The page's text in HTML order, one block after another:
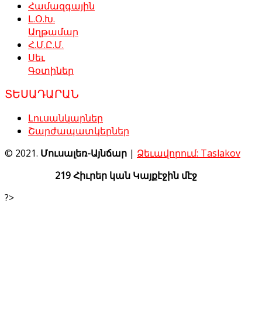
Համազգային
Լ.Օ.Խ.
Աղթամար
Հ.Մ.Ը.Մ.
Սեւ
Գօտիներ
ՏԵՍԱԴԱՐԱՆ
Լուսանկարներ
Շարժապատկերներ
© 2021. Մուսալեռ-Այնճար | Ձեւավորում: Taslakov
219 Հիւրեր կան Կայքէջին մէջ
?>